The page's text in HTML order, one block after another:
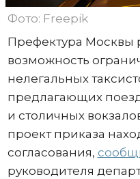
Фото: Freepik
Префектура Москвы
возможность
нелегальных
предлагающих
и столичных
проект приказа
согласования,
руководителя